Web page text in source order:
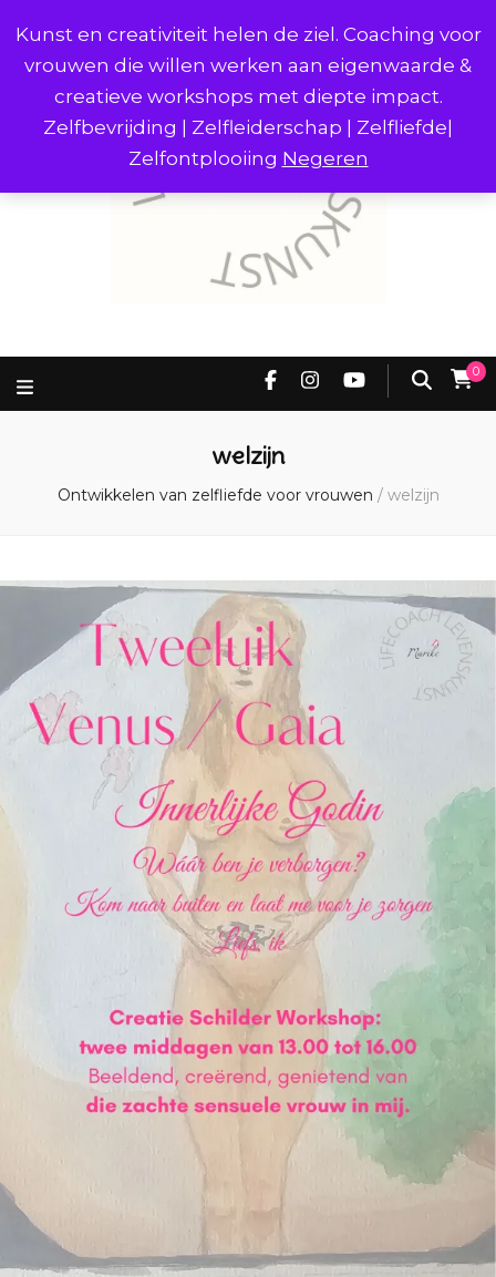
Kunst en creativiteit helen de ziel. Coaching voor
vrouwen die willen werken aan eigenwaarde &
creatieve workshops met diepte impact.
Zelfbevrijding | Zelfleiderschap | Zelfliefde|
Zelfontplooiing Negeren
0
welzijn
Ontwikkelen van zelfliefde voor vrouwen / welzijn